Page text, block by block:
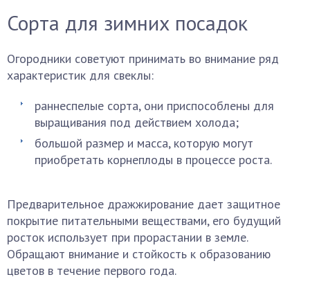
Сорта для зимних посадок
Огородники советуют принимать во внимание ряд
характеристик для свеклы:
раннеспелые сорта, они приспособлены для
выращивания под действием холода;
большой размер и масса, которую могут
приобретать корнеплоды в процессе роста.
Предварительное дражжирование дает защитное
покрытие питательными веществами, его будущий
росток использует при прорастании в земле.
Обращают внимание и стойкость к образованию
цветов в течение первого года.